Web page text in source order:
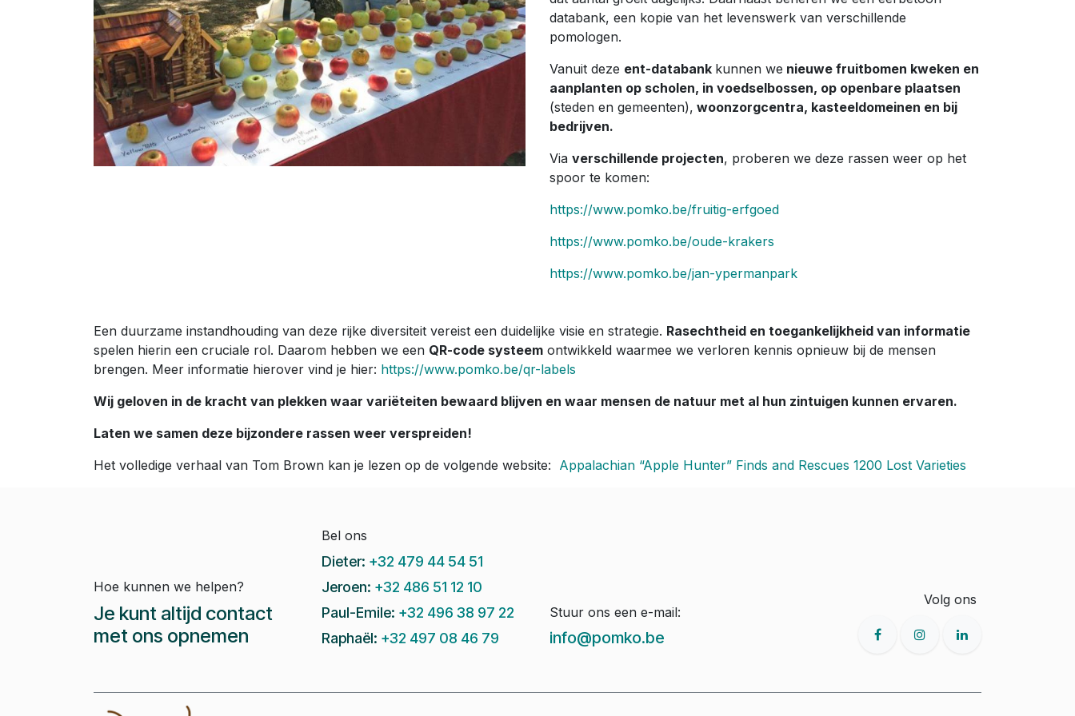
databank, een kopie van het levenswerk van verschillende
pomologen.
Vanuit deze ent-databank kunnen we nieuwe fruitbomen kweken en
aanplanten op scholen, in voedselbossen, op openbare plaatsen
(steden en gemeenten), woonzorgcentra, kasteeldomeinen en bij
bedrijven.
Via verschillende projecten, proberen we deze rassen weer op het
spoor te komen:
https://www.pomko.be/fruitig-erfgoed
https://www.pomko.be/oude-krakers
https://www.pomko.be/jan-ypermanpark
Een duurzame instandhouding van deze rijke diversiteit vereist een duidelijke visie en strategie. Rasechtheid en toegankelijkheid van informatie
spelen hierin een cruciale rol. Daarom hebben we een QR-code systeem ontwikkeld waarmee we verloren kennis opnieuw bij de mensen
brengen. Meer informatie hierover vind je hier: https://www.pomko.be/qr-labels
Wij geloven in de kracht van plekken waar variëteiten bewaard blijven en waar mensen de natuur met al hun zintuigen kunnen ervaren.
Laten we samen deze bijzondere rassen weer verspreiden!
Het volledige verhaal van Tom Brown kan je lezen op de volgende website: Appalachian “Apple Hunter” Finds and Rescues 1200 Lost Varieties
Hoe kunnen we helpen?
Je kunt altijd contact
met ons opnemen
Bel ons
Dieter: +32 479 44 54 51
Jeroen: +32 486 51 12 10
Paul-Emile: +32 496 38 97 22
Raphaël: +32 497 08 46 79
Stuur ons een e-mail:
info@pomko.be
Volg ons